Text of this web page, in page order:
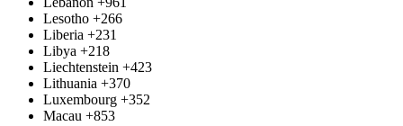
Lesotho +266
Liberia +231
Libya +218
Liechtenstein +423
Lithuania +370
Luxembourg +352
Macau +853